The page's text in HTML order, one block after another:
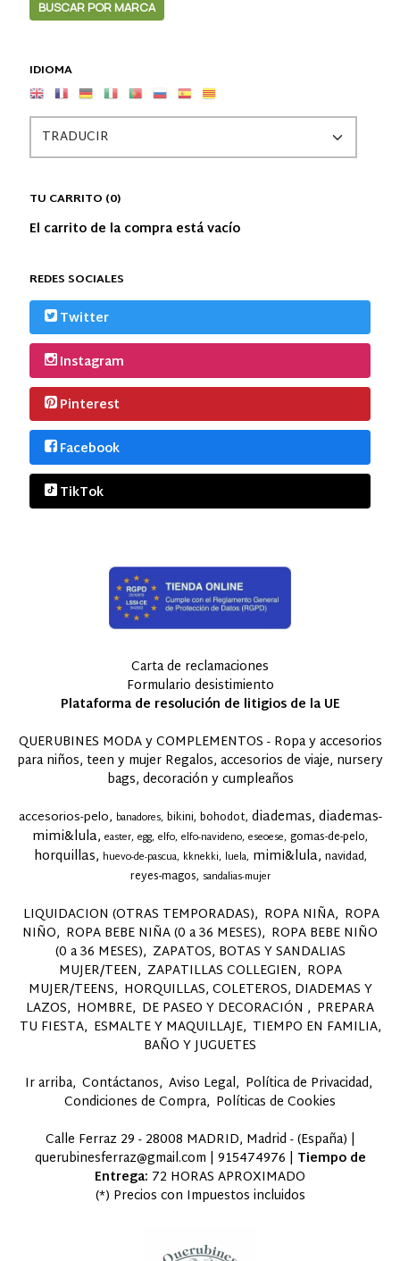
IDIOMA
TU CARRITO (0)
El carrito de la compra está vacío
REDES SOCIALES
Twitter
Instagram
Pinterest
Facebook
TikTok
Carta de reclamaciones
Formulario desistimiento
Plataforma de resolución de litigios de la UE
QUERUBINES MODA y COMPLEMENTOS - Ropa y accesorios
para niños, teen y mujer Regalos, accesorios de viaje, nursery
bags, decoración y cumpleaños
accesorios-pelo banadores bikini bohodot diademas diademas-
mimi&lula easter egg elfo elfo-navideno eseoese gomas-de-pelo
horquillas huevo-de-pascua kknekki luela mimi&lula navidad
reyes-magos sandalias-mujer
LIQUIDACION (OTRAS TEMPORADAS) ROPA NIÑA ROPA
NIÑO ROPA BEBE NIÑA (0 a 36 MESES) ROPA BEBE NIÑO
(0 a 36 MESES) ZAPATOS, BOTAS Y SANDALIAS
MUJER/TEEN ZAPATILLAS COLLEGIEN ROPA
MUJER/TEENS HORQUILLAS, COLETEROS, DIADEMAS Y
LAZOS HOMBRE DE PASEO Y DECORACIÓN
PREPARA
TU FIESTA ESMALTE Y MAQUILLAJE TIEMPO EN FAMILIA,
BAÑO Y JUGUETES
Ir arriba Contáctanos Aviso Legal Política de Privacidad
Condiciones de Compra Políticas de Cookies
Calle Ferraz 29 - 28008 MADRID, Madrid - (España) |
querubinesferraz@gmail.com | 915474976 | Tiempo de
Entrega: 72 HORAS APROXIMADO
(*) Precios con Impuestos incluidos